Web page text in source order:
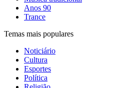
Anos 90
Trance
Temas mais populares
Noticiário
Cultura
Esportes
Política